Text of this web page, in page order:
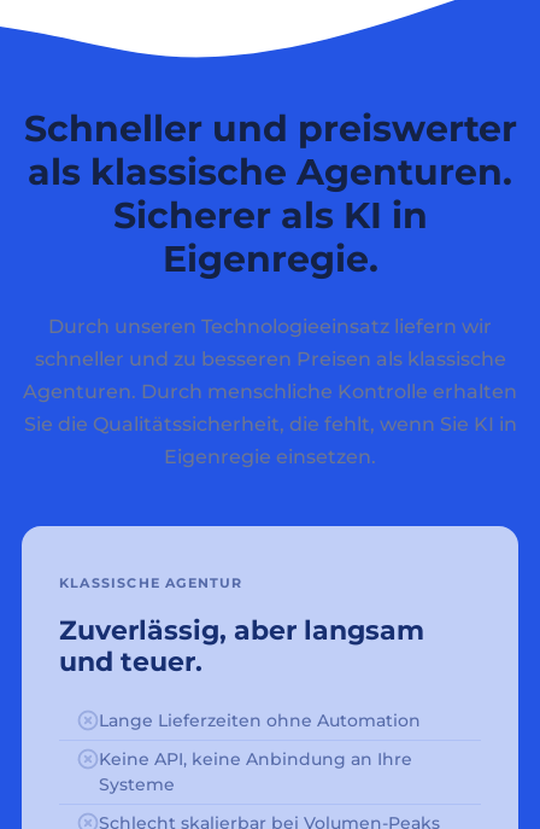
Schneller und preiswerter
als klassische Agenturen.
Sicherer als KI in
Eigenregie.
Durch unseren Technologieeinsatz liefern wir
schneller und zu besseren Preisen als klassische
Agenturen. Durch menschliche Kontrolle erhalten
Sie die Qualitätssicherheit, die fehlt, wenn Sie KI in
Eigenregie einsetzen.
KLASSISCHE AGENTUR
Zuverlässig, aber langsam
und teuer.
Lange Lieferzeiten ohne Automation
Keine API, keine Anbindung an Ihre
Systeme
Schlecht skalierbar bei Volumen-Peaks